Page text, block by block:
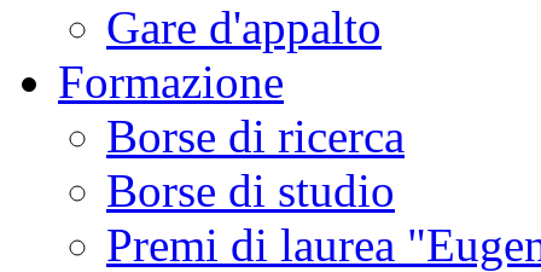
Gare d'appalto
Formazione
Borse di ricerca
Borse di studio
Premi di laurea